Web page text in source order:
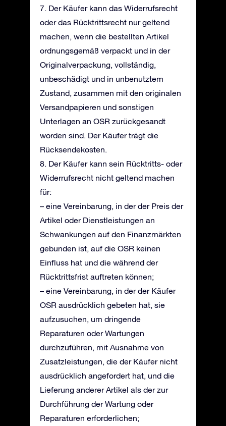
7. Der Käufer kann das Widerrufsrecht
oder das Rücktrittsrecht nur geltend
machen, wenn die bestellten Artikel
ordnungsgemäß verpackt und in der
Originalverpackung, vollständig,
unbeschädigt und in unbenutztem
Zustand, zusammen mit den originalen
Versandpapieren und sonstigen
Unterlagen an OSR zurückgesandt
worden sind. Der Käufer trägt die
Rücksendekosten.
8. Der Käufer kann sein Rücktritts- oder
Widerrufsrecht nicht geltend machen
für:
– eine Vereinbarung, in der der Preis der
Artikel oder Dienstleistungen an
Schwankungen auf den Finanzmärkten
gebunden ist, auf die OSR keinen
Einfluss hat und die während der
Rücktrittsfrist auftreten können;
– eine Vereinbarung, in der der Käufer
OSR ausdrücklich gebeten hat, sie
aufzusuchen, um dringende
Reparaturen oder Wartungen
durchzuführen, mit Ausnahme von
Zusatzleistungen, die der Käufer nicht
ausdrücklich angefordert hat, und die
Lieferung anderer Artikel als der zur
Durchführung der Wartung oder
Reparaturen erforderlichen;